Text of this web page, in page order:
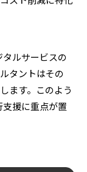
ルサービスの
タントはその
ます。このよう
援に重点が置